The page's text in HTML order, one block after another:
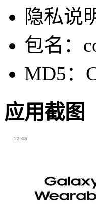
隐私说
包名：
MD5：
应用截图